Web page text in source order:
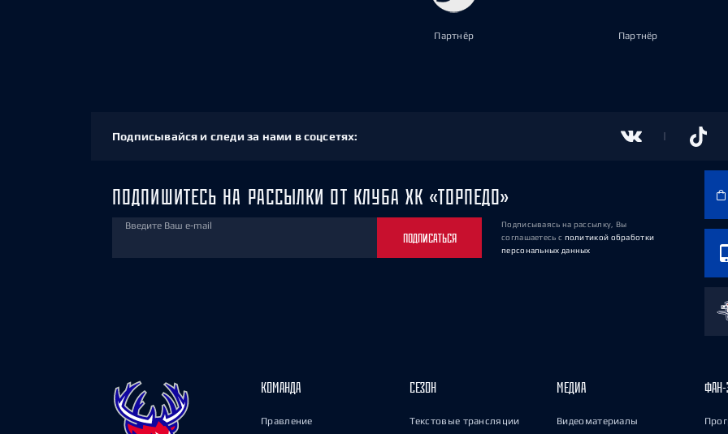
Партнёр Партнёр
Подписывайся и следи за нами в соцсетях:
ПОДПИШИТЕСЬ НА РАССЫЛКИ ОТ КЛУБА ХК «ТОРПЕДО»
Введите Ваш e-mail
ПОДПИСАТЬСЯ
Подписываясь на рассылку, Вы
соглашаетесь с политикой обработки
персональных данных
КОМАНДА
Правление
СЕЗОН
Текстовые трансляции
МЕДИА
Видеоматериалы
ФАН-